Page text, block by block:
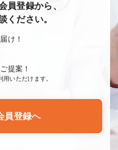
員登録から、
ください。
け！
提案！
いただけます。
員登録へ